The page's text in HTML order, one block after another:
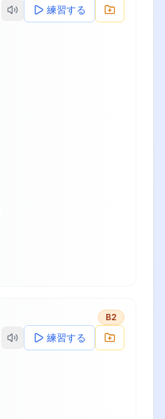
練習する
B2
練習する